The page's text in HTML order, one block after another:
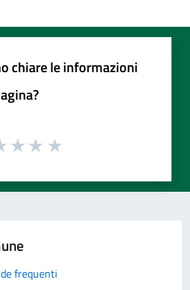
chiare le informazioni
frequenti